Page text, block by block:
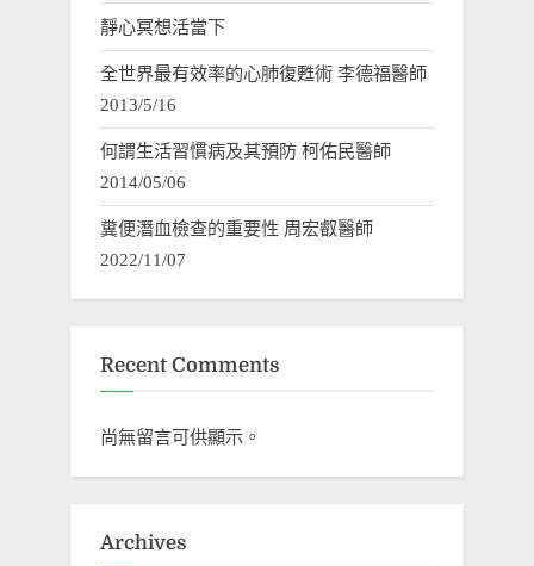
靜心冥想活當下
全世界最有效率的心肺復甦術 李德福醫師
2013/5/16
何謂生活習慣病及其預防 柯佑民醫師
2014/05/06
糞便潛血檢查的重要性 周宏叡醫師
2022/11/07
Recent Comments
尚無留言可供顯示。
Archives